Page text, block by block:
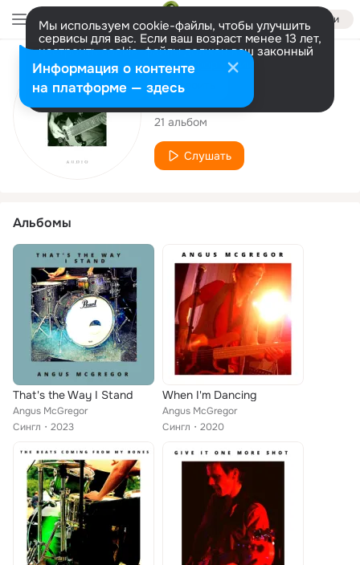
Войти
Мы используем cookie-файлы, чтобы улучшить
сервисы для вас. Если ваш возраст менее 13 лет,
настроить cookie-файлы должен ваш законный
представитель. Больше информации
Разрешить все Настроить
Исполнитель
Angus McGregor
21 альбом
Слушать
Альбомы
That's the Way I Stand
Angus McGregor
Сингл
2023
When I'm Dancing
Angus McGregor
Сингл
2020
Информация о контенте
на платформе — здесь